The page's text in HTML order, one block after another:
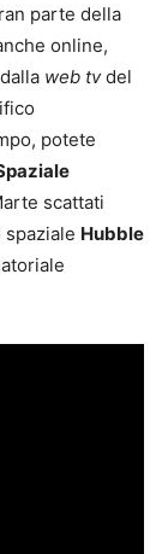
parte della
online,
web tvdel
potete
scattati
spaziale Hubble